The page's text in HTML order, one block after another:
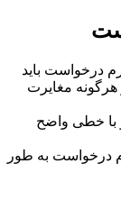
درخواست باید
هرگونه مغایرت
با خطی واضح
درخواست به طور